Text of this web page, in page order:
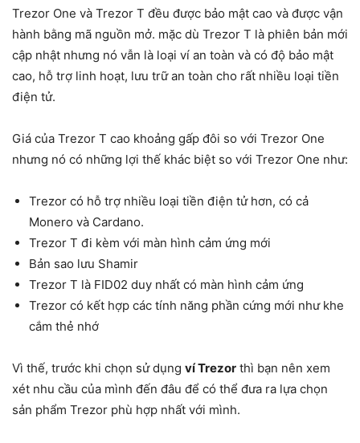
Trezor One và Trezor T đều được bảo mật cao và được vận
hành bằng mã nguồn mở. mặc dù Trezor T là phiên bản mới
cập nhật nhưng nó vẫn là loại ví an toàn và có độ bảo mật
cao, hỗ trợ linh hoạt, lưu trữ an toàn cho rất nhiều loại tiền
điện tử.
Giá của Trezor T cao khoảng gấp đôi so với Trezor One
nhưng nó có những lợi thế khác biệt so với Trezor One như:
Trezor có hỗ trợ nhiều loại tiền điện tử hơn, có cả
Monero và Cardano.
Trezor T đi kèm với màn hình cảm ứng mới
Bản sao lưu Shamir
Trezor T là FID02 duy nhất có màn hình cảm ứng
Trezor có kết hợp các tính năng phần cứng mới như khe
cắm thẻ nhớ
Vì thế, trước khi chọn sử dụng ví Trezor thì bạn nên xem
xét nhu cầu của mình đến đâu để có thể đưa ra lựa chọn
sản phẩm Trezor phù hợp nhất với mình.